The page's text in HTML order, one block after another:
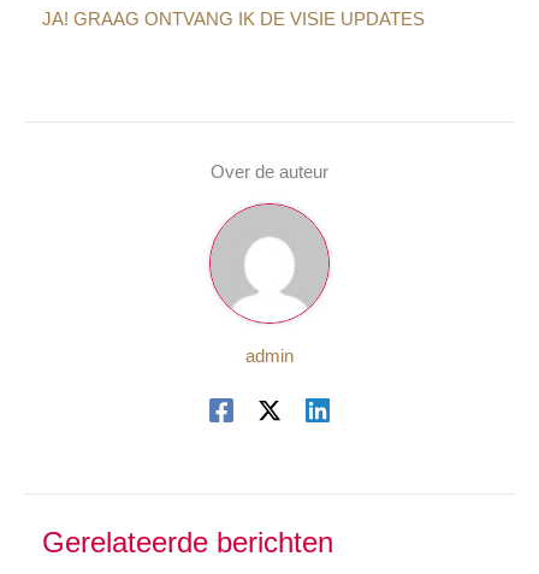
JA! GRAAG ONTVANG IK DE VISIE UPDATES
Over de auteur
admin
Gerelateerde berichten